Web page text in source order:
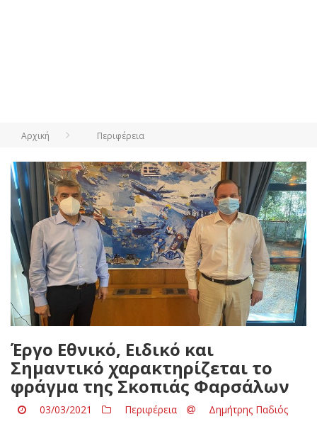
Αρχική Περιφέρεια
Έργο Εθνικό, Ειδικό και
Σημαντικό χαρακτηρίζεται το
φράγμα της Σκοπιάς Φαρσάλων
03/03/2021 Περιφέρεια Δημήτρης Παδιός